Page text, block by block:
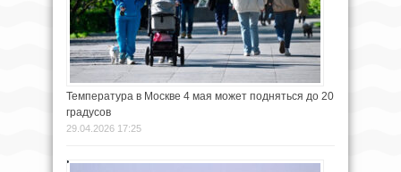
Температура в Москве 4 мая может подняться до 20
градусов
29.04.2026 17:25